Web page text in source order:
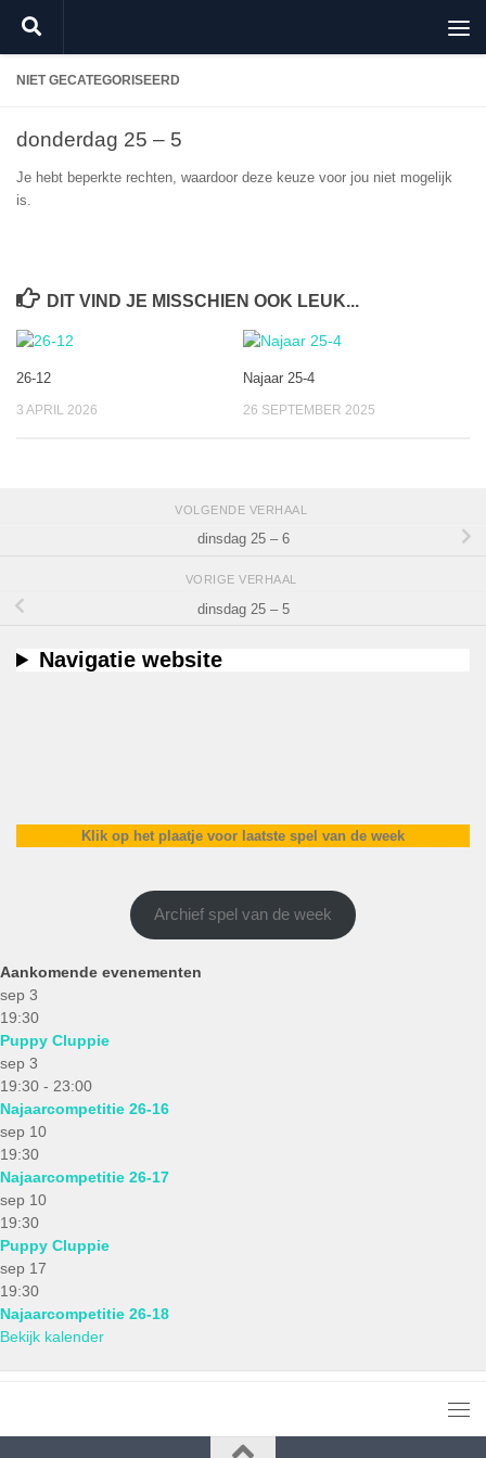
Doorgaan naar inhoud
NIET GECATEGORISEERD
donderdag 25 – 5
Je hebt beperkte rechten, waardoor deze keuze voor jou niet mogelijk
is.
DIT VIND JE MISSCHIEN OOK LEUK...
26-12
3 APRIL 2026
Najaar 25-4
26 SEPTEMBER 2025
VOLGENDE VERHAAL
dinsdag 25 – 6
VORIGE VERHAAL
dinsdag 25 – 5
Navigatie website
Klik op het plaatje voor laatste spel van de week
Archief spel van de week
Aankomende evenementen
sep 3
19:30
Puppy Cluppie
sep 3
19:30 - 23:00
Najaarcompetitie 26-16
sep 10
19:30
Najaarcompetitie 26-17
sep 10
19:30
Puppy Cluppie
sep 17
19:30
Najaarcompetitie 26-18
Bekijk kalender